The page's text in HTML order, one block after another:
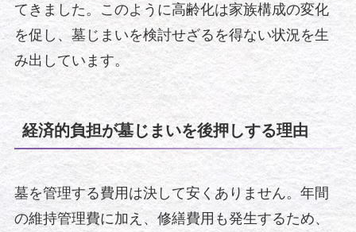
てきました。このように高齢化は家族構成の変化
を促し、墓じまいを検討せざるを得ない状況を生
み出しています。
経済的負担が墓じまいを後押しする理由
墓を管理する費用は決して安くありません。年間
の維持管理費に加え、修繕費用も発生するため、